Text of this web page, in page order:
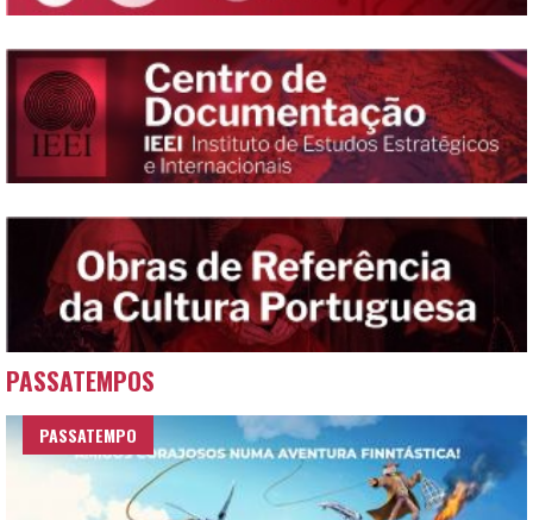
PASSATEMPOS
PASSATEMPO